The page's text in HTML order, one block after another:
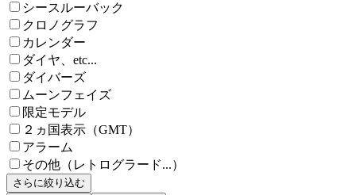
シースルーバック
クロノグラフ
カレンダー
ダイヤ、etc...
ダイバーズ
ムーンフェイズ
限定モデル
２ヵ国表示（GMT）
アラーム
その他（レトログラード...）
さらに絞り込む